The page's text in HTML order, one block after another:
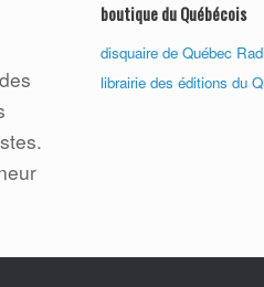
boutique du Québécois
disquaire de Québec
librairie des éditions du